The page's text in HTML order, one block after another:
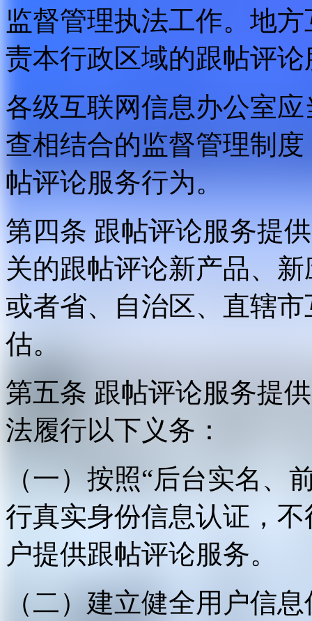
监督管理执法工作。地
责本行政区域的跟帖评
各级互联网信息办公室
查相结合的监督管理制
帖评论服务行为。
第四条 跟帖评论服务提
关的跟帖评论新产品、
或者省、自治区、直辖
估。
第五条 跟帖评论服务提
法履行以下义务：
（一）按照“后台实名、
行真实身份信息认证，
户提供跟帖评论服务。
（二）建立健全用户信